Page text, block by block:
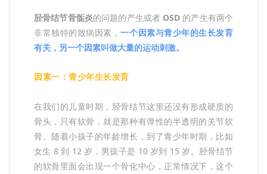
胫骨结节骨骺炎的问题的产生或者 OSD 的产生有两个
非常独特的致病因素，一个因素与青少年的生长发育
有关，另一个因素叫做大量的运动刺激。
因素一：青少年生长发育
在我们的儿童时期，胫骨结节这里还没有形成硬质的
骨头，只有软骨，就是那种有弹性的半透明的关节软
骨。随着小孩子的年龄增长，到了青少年时期，比如
女生 8 到 12 岁，男孩子是 10 岁到 15 岁。胫骨结节
的软骨里面会出现一个骨化中心，正常情况下，这个